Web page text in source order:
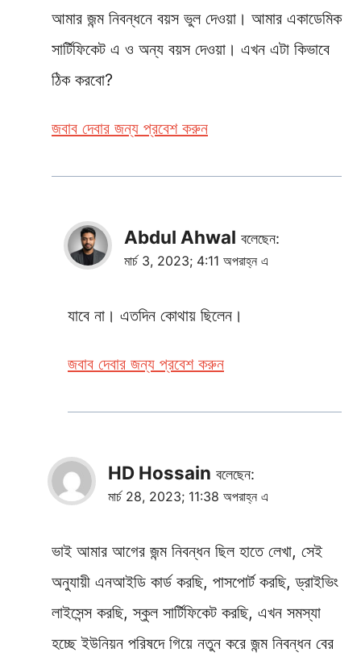
আমার জন্ম নিবন্ধনে বয়স ভুল দেওয়া। আমার একাডেমিক
সার্টিফিকেট এ ও অন্য বয়স দেওয়া। এখন এটা কিভাবে
ঠিক করবো?
জবাব দেবার জন্য প্রবেশ করুন
Abdul Ahwal বলেছেন:
মার্চ 3, 2023; 4:11 অপরাহ্ন এ
যাবে না। এতদিন কোথায় ছিলেন।
জবাব দেবার জন্য প্রবেশ করুন
HD Hossain বলেছেন:
মার্চ 28, 2023; 11:38 অপরাহ্ন এ
ভাই আমার আগের জন্ম নিবন্ধন ছিল হাতে লেখা, সেই
অনুযায়ী এনআইডি কার্ড করছি, পাসপোর্ট করছি, ড্রাইভিং
লাইসেন্স করছি, স্কুল সার্টিফিকেট করছি, এখন সমস্যা
হচ্ছে ইউনিয়ন পরিষদে গিয়ে নতুন করে জন্ম নিবন্ধন বের